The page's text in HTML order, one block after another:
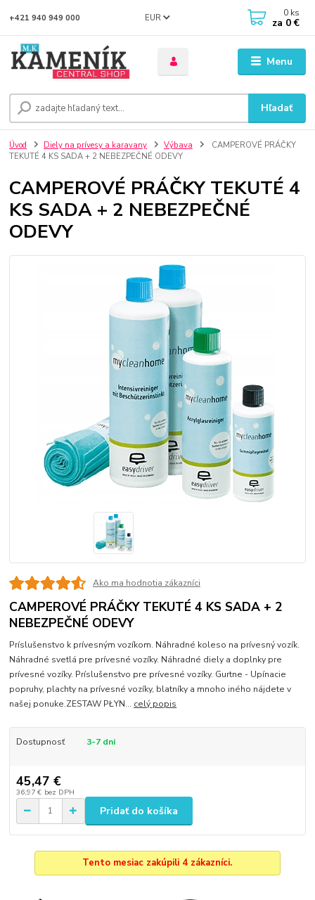
Menu
EUR
Hľadať
+421 940 949 000 0 ks
za 0 €
Úvod Diely na prívesy a karavany Výbava
CAMPEROVÉ PRÁČKY
TEKUTÉ 4 KS SADA + 2 NEBEZPEČNÉ ODEVY
CAMPEROVÉ PRÁČKY TEKUTÉ 4
KS SADA + 2 NEBEZPEČNÉ
ODEVY
Ako ma hodnotia zákazníci
CAMPEROVÉ PRÁČKY TEKUTÉ 4 KS SADA + 2
NEBEZPEČNÉ ODEVY
Príslušenstvo k prívesným vozíkom. Náhradné koleso na prívesný vozík.
Náhradné svetlá pre prívesné vozíky. Náhradné diely a doplnky pre
prívesné vozíky. Príslušenstvo pre prívesné vozíky. Gurtne - Upínacie
popruhy, plachty na prívesné vozíky, blatníky a mnoho iného nájdete v
našej ponuke.ZESTAW PŁYN... celý popis
Dostupnosť 3-7 dni
45,47 €
36,97 € bez DPH
Pridať do košíka
Tento mesiac zakúpili 4 zákazníci.